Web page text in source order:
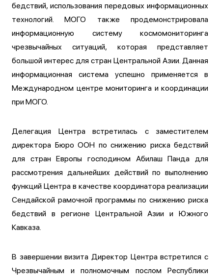
бедствий, использования передовых информационных
технологий. МОГО также продемонстрировала
информационную систему космомониторинга
чрезвычайных ситуаций, которая представляет
большой интерес для стран Центральной Азии. Данная
информационная система успешно применяется в
Международном центре мониторинга и координации
при МОГО.
Делегация Центра встретилась с заместителем
директора Бюро ООН по снижению риска бедствий
для стран Европы господином Абилаш Панда для
рассмотрения дальнейших действий по выполнению
функций Центра в качестве координатора реализации
Сендайской рамочной программы по снижению риска
бедствий в регионе Центральной Азии и Южного
Кавказа.
В завершении визита Директор Центра встретился с
Чрезвычайным и полномочным послом Республики